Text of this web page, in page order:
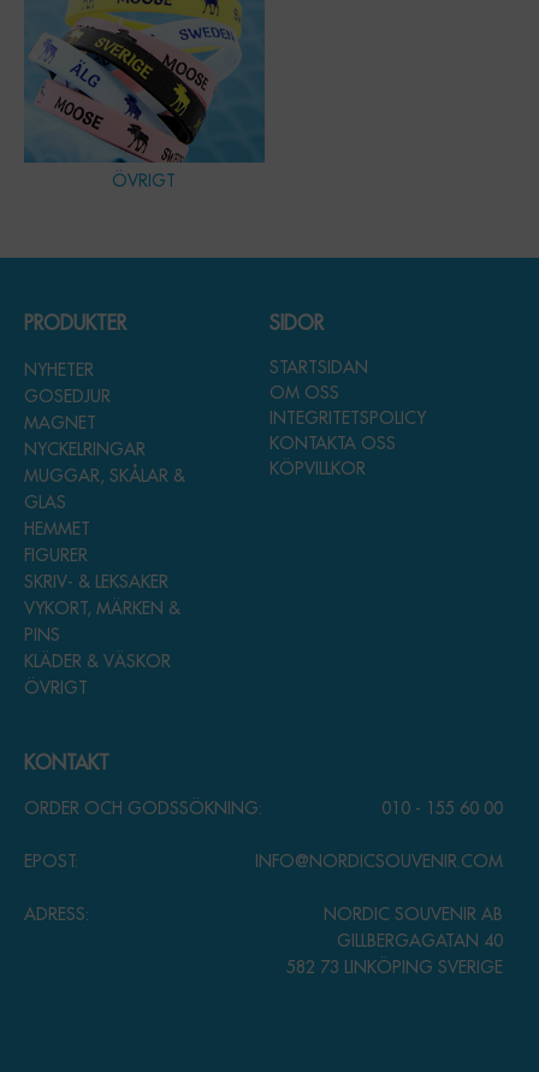
ÖVRIGT
PRODUKTER
NYHETER
GOSEDJUR
MAGNET
NYCKELRINGAR
MUGGAR, SKÅLAR &
GLAS
HEMMET
FIGURER
SKRIV- & LEKSAKER
VYKORT, MÄRKEN &
PINS
KLÄDER & VÄSKOR
ÖVRIGT
SIDOR
STARTSIDAN
OM OSS
INTEGRITETSPOLICY
KONTAKTA OSS
KÖPVILLKOR
KONTAKT
ORDER OCH GODSSÖKNING: 010 - 155 60 00
EPOST: INFO@NORDICSOUVENIR.COM
ADRESS:
NORDIC SOUVENIR AB
GILLBERGAGATAN 40
582 73 LINKÖPING SVERIGE